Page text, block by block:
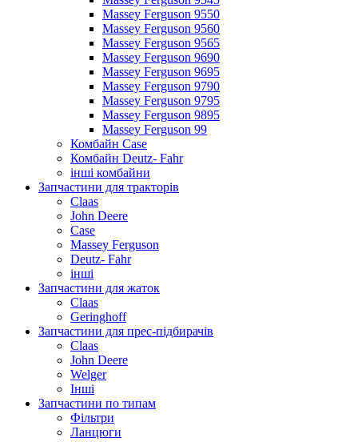
Massey Ferguson 9550
Massey Ferguson 9560
Massey Ferguson 9565
Massey Ferguson 9690
Massey Ferguson 9695
Massey Ferguson 9790
Massey Ferguson 9795
Massey Ferguson 9895
Massey Ferguson 99
Комбайн Case
Комбайн Deutz- Fahr
інші комбайни
Запчастини для тракторів
Claas
John Deere
Case
Massey Ferguson
Deutz- Fahr
інші
Запчастини для жаток
Claas
Geringhoff
Запчастини для прес-підбирачів
Claas
John Deere
Welger
Інші
Запчастини по типам
Фільтри
Ланцюги